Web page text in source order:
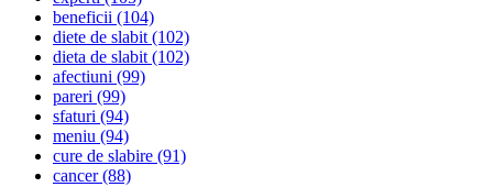
beneficii (104)
diete de slabit(102)
dieta de slabit(102)
afectiuni (99)
pareri (99)
sfaturi (94)
meniu (94)
cure de slabire (91)
cancer(88)